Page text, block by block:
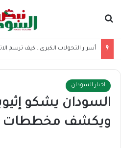
اخبار السودان
السودان يشكو
ويكشف مخططات